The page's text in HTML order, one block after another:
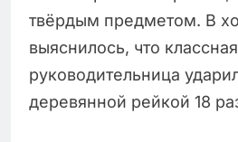
твёрдым предметом. В
выяснилось, что классная
руководительница
деревянной рейкой 18